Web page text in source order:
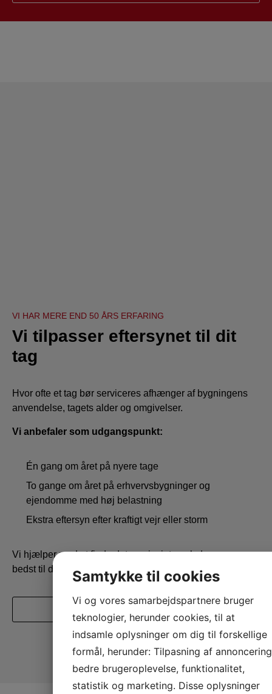
VI HAR MERE END 50 ÅRS ERFARING
Vi tilpasser eftersynet til dit
tag
Hvor ofte et tag bør serviceres afhænger af bygningens
anvendelse, tagets alder og omgivelser.
Vi anbefaler som udgangspunkt:
Én gang om året på nyere tage
To gange om året på erhvervsbygninger og
ejendomme med høj belastning
Ekstra eftersyn efter kraftigt vejr eller storm
Vi hjælper med at finde det serviceinterval, der passer
bedst til din ejendom.
Tal med en rådgiver
Samtykke til cookies
Vi og vores samarbejdspartnere bruger
teknologier, herunder cookies, til at
indsamle oplysninger om dig til forskellige
formål, herunder: Tilpasning af
bedre brugeroplevelse, funktionalitet,
statistik og marketing. Disse oplysninger